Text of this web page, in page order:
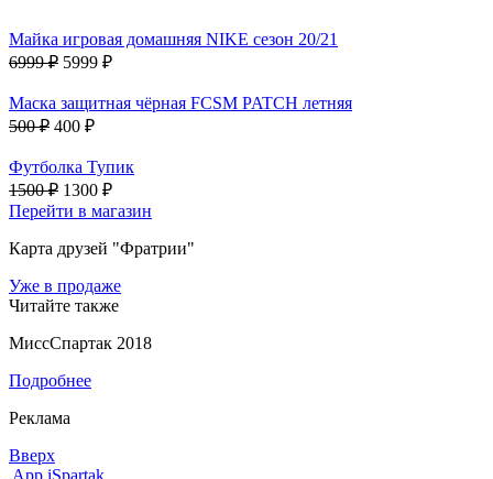
Майка игровая домашняя NIKE сезон 20/21
6999 ₽ 5999 ₽
Маска защитная чёрная FCSM PATCH летняя
500 ₽ 400 ₽
Футболка Тупик
1500 ₽ 1300 ₽
Перейти в магазин
Карта друзей "Фратрии"
Уже в продаже
Читайте также
МиссСпартак 2018
Подробнее
Реклама
Вверх
App iSpartak